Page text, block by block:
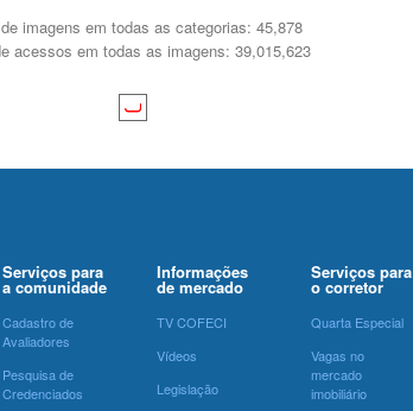
imagens em todas as categorias: 45,878
acessos em todas as imagens: 39,015,623
Serviços para
a comunidade
Cadastro de
Avaliadores
Pesquisa de
Credenciados
Informações
de mercado
TV COFECI
Vídeos
Legislação
Serviços para
o corretor
Quarta Especial
Vagas no
mercado
imobiliário